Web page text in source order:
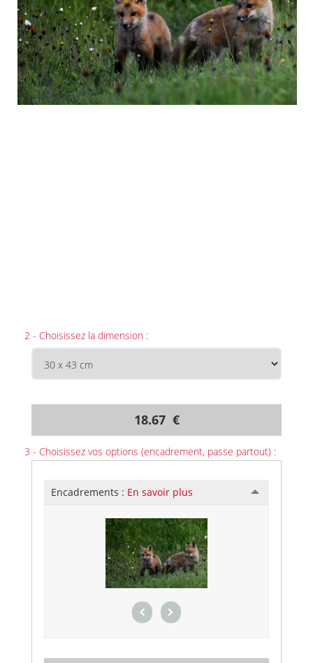
2 - Choisissez la dimension :
18.67 €
3 - Choisissez vos options (encadrement, passe partout) :
Encadrements : En savoir plus